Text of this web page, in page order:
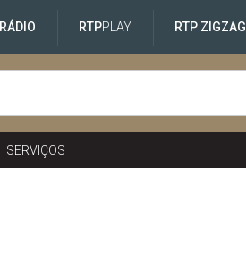
RÁDIO RTPPLAY RTP ZIGZAG
SERVIÇOS